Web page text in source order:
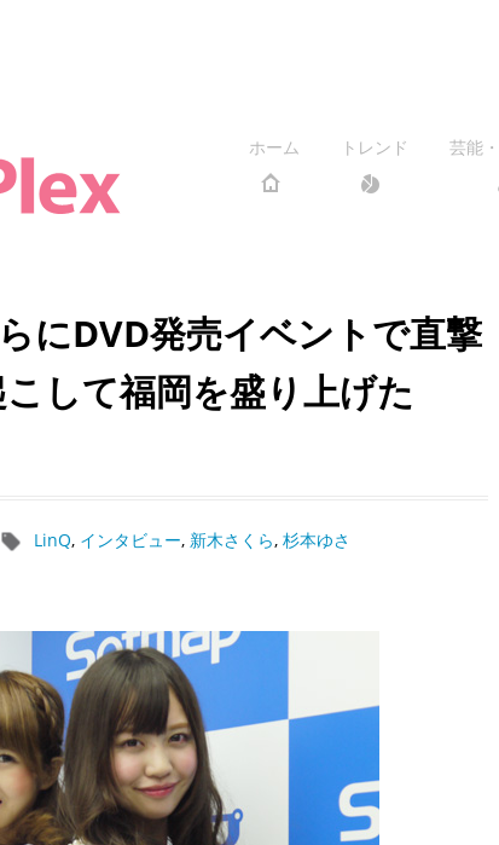
ホーム トレンド 芸能
にDVD発売イベントで直撃
して福岡を盛り上げた
LinQ, インタビュー, 新木さくら, 杉本ゆさ